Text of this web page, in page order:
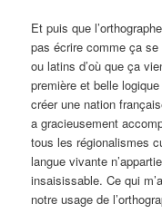
Et puis que
pas écrire comme ça
ou latins d’où que ça
première et belle
créer une nation
a gracieusement
tous les régionalismes
langue vivante
insaisissable. Ce qui
notre usage de